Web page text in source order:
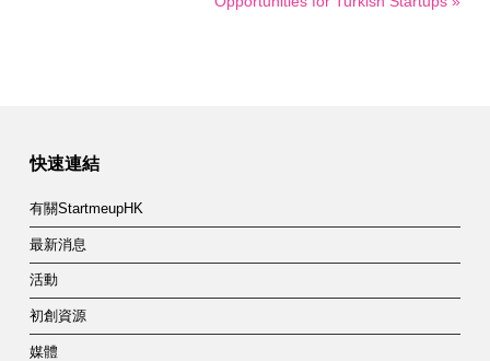
快速連結
有關StartmeupHK
最新消息
活動
初創資源
媒體